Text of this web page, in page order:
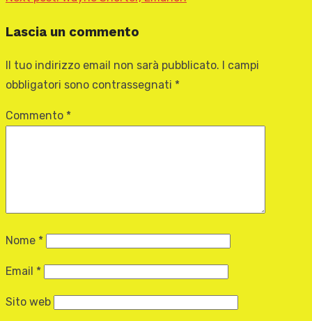
Lascia un commento
Il tuo indirizzo email non sarà pubblicato.
I campi
obbligatori sono contrassegnati *
Commento *
Nome *
Email *
Sito web